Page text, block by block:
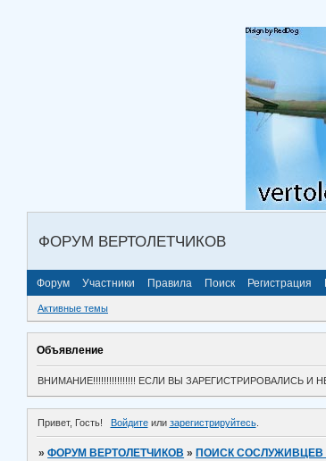
ФОРУМ ВЕРТОЛЕТЧИКОВ
Форум Участники Правила Поиск Регистрация
Активные темы
Объявление
ВНИМАНИЕ!!!!!!!!!!!!!!!! ЕСЛИ ВЫ ЗАРЕГИСТРИРОВАЛИСЬ И
Привет, Гость! Войдитеили зарегистрируйтесь.
»ФОРУМ ВЕРТОЛЕТЧИКОВ » ПОИСК СОСЛУЖИВЦЕВ